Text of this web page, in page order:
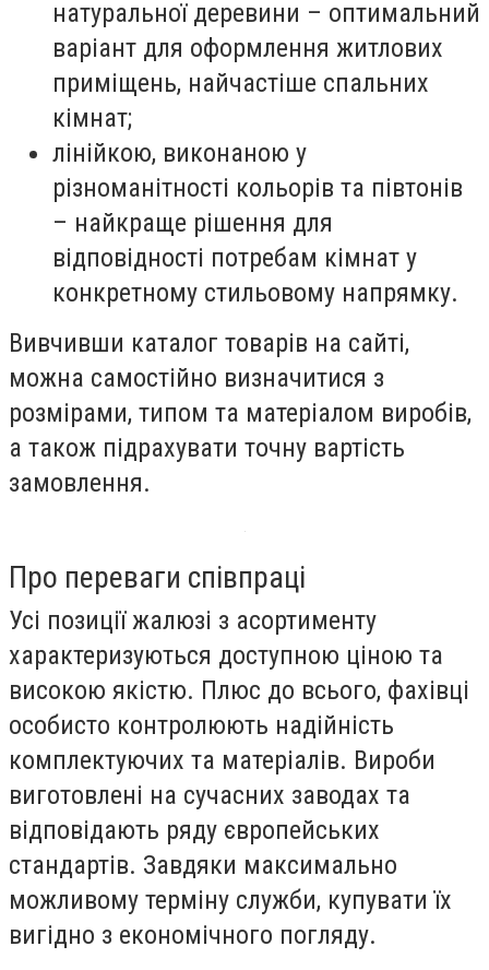
натуральної деревини – оптимальний
варіант для оформлення житлових
приміщень, найчастіше спальних
кімнат;
лінійкою, виконаною у
різноманітності кольорів та півтонів
– найкраще рішення для
відповідності потребам кімнат у
конкретному стильовому напрямку.
Вивчивши каталог товарів на сайті,
можна самостійно визначитися з
розмірами, типом та матеріалом виробів,
а також підрахувати точну вартість
замовлення.
Про переваги співпраці
Усі позиції жалюзі з асортименту
характеризуються доступною ціною та
високою якістю. Плюс до всього, фахівці
особисто контролюють надійність
комплектуючих та матеріалів. Вироби
виготовлені на сучасних заводах та
відповідають ряду європейських
стандартів. Завдяки максимально
можливому терміну служби, купувати їх
вигідно з економічного погляду.